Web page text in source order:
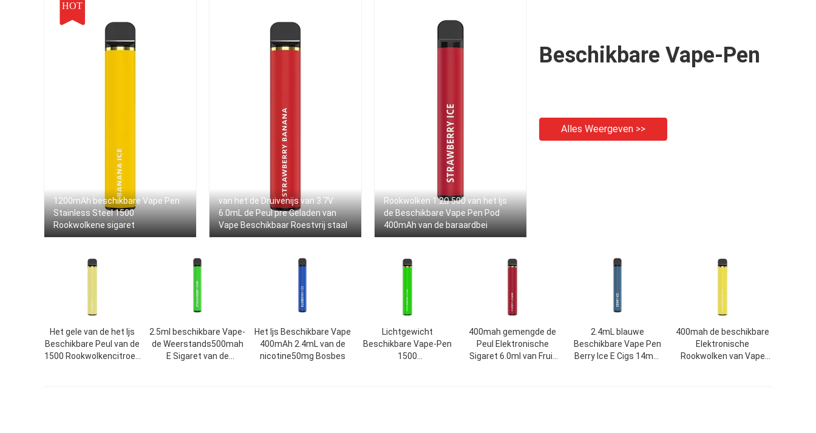
HOT
1200mAh beschikbare Vape Pen
Stainless Steel 1500
Rookwolkene sigaret
van het de Druivenijs van 3.7V
6.0mL de Peul pre Geladen van
Vape Beschikbaar Roestvrij staal
Rookwolken 1.2Ω 500 van het Ijs
de Beschikbare Vape Pen Pod
400mAh van de baraardbei
Beschikbare Vape-Pen
Alles Weergeven >>
Het gele van de het Ijs
Beschikbare Peul van de
1500 Rookwolkencitroen
2.5ml beschikbare Vape-
de Weerstands500mah
E Sigaret van de
Het Ijs Beschikbare Vape
400mAh 2.4mL van de
nicotine50mg Bosbes
Lichtgewicht
Beschikbare Vape-Pen
1500
400mah gemengde de
Peul Elektronische
Sigaret 6.0ml van Fruit
2.4mL blauwe
Beschikbare Vape Pen
Berry Ice E Cigs 14mm
400mah de beschikbare
Elektronische
Rookwolken van Vape